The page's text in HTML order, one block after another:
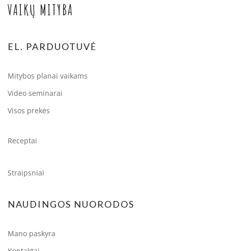
VAIKŲ MITYBA
EL. PARDUOTUVĖ
Mitybos planai vaikams
Video seminarai
Visos prekės
Receptai
Straipsniai
NAUDINGOS NUORODOS
Mano paskyra